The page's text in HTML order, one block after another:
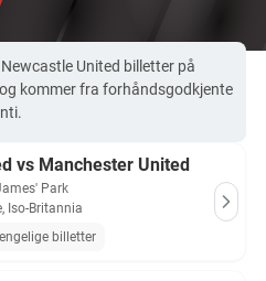
United billetter på
kommer fra forhåndsgodkjente
vs Manchester United
Park
Iso-Britannia
billetter